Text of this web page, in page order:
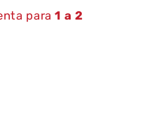
para1 a 2